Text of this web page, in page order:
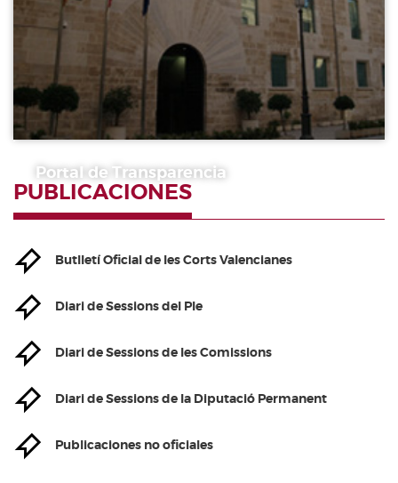
Portal de Transparencia
PUBLICACIONES
Butlletí Oficial de les Corts Valencianes
Diari de Sessions del Ple
Diari de Sessions de les Comissions
Diari de Sessions de la Diputació Permanent
Publicaciones no oficiales